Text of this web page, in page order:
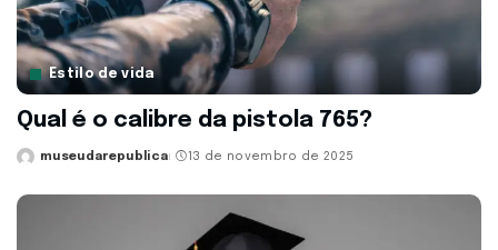
Estilo de vida
Qual é o calibre da pistola 765?
Posted
museudarepublica 13 de novembro de 2025